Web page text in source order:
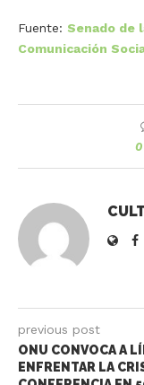
Fuente: Senado de
Comunicación
0
previous post
ONU CONVOCA A
ENFRENTAR LA